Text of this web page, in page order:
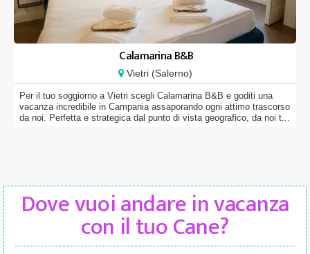
Calamarina B&B
Vietri (Salerno)
Per il tuo soggiorno a Vietri scegli Calamarina B&B e goditi una
vacanza incredibile in Campania assaporando ogni attimo trascorso
da noi. Perfetta e strategica dal punto di vista geografico, da noi t...
Dove vuoi andare in vacanza
con il tuo Cane?